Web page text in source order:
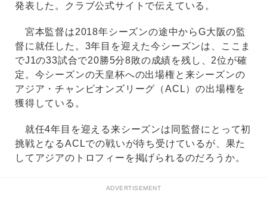
発表した。クラブ公式サイトで伝えている。
宮本監督は2018年シーズンの途中からG大阪の監
督に就任した。3年目を迎えた今シーズンは、ここま
でJ1の33試合で20勝5分8敗の成績を残し、2位が確
定。今シーズンの天皇杯への出場権と来シーズンの
アジア・チャンピオンズリーグ（ACL）の出場権を
獲得している。
就任4年目を迎える来シーズンは同監督にとって初
挑戦となるACLでの戦いが待ち受けているが、果た
してアジアのトロフィーを掲げられるのだろうか。
ADVERTISEMENT